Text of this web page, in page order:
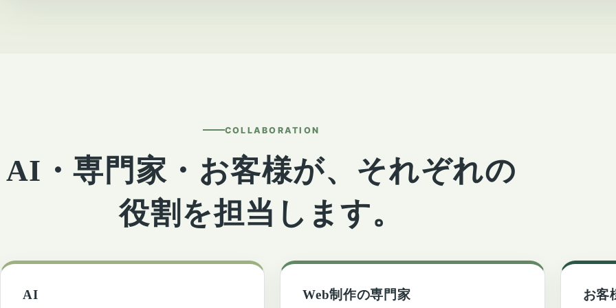
COLLABORATION
AI・専門家・お客様が、それぞれの
役割を担当します。
AI Web制作の専門家 お客